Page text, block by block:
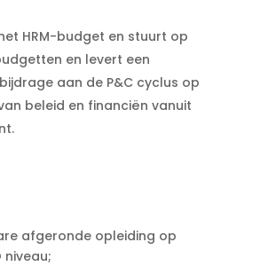
HRM-budget en stuurt op
en levert een
aan de P&C cyclus op
beleid en financiën vanuit
afgeronde opleiding op
niveau;